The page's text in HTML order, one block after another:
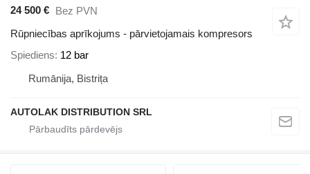
24 500 € Bez PVN
Rūpniecības aprīkojums - pārvietojamais kompresors
Spiediens 12 bar
Rumānija, Bistrița
AUTOLAK DISTRIBUTION SRL